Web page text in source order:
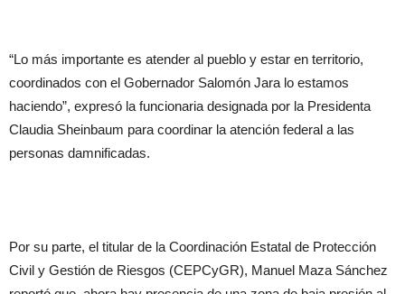
“Lo más importante es atender al pueblo y estar en territorio,
coordinados con el Gobernador Salomón Jara lo estamos
haciendo”, expresó la funcionaria designada por la Presidenta
Claudia Sheinbaum para coordinar la atención federal a las
personas damnificadas.
Por su parte, el titular de la Coordinación Estatal de Protección
Civil y Gestión de Riesgos (CEPCyGR), Manuel Maza Sánchez